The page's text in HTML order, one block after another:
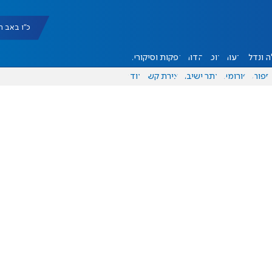
כ"ו באב
ונדל"ן דעות אוכל יהדות הפקות וסיקורים
ספורט פורומים אתר ישיבה יצירת קשר עוד